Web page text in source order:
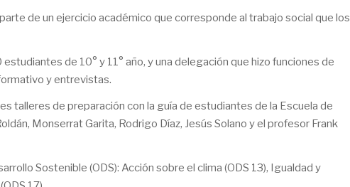
de un ejercicio académico que corresponde al trabajo social que los
de 10° y 11° año, y una delegación que hizo funciones de
y entrevistas.
talleres de preparación con la guía de estudiantes de la Escuela de
Monserrat Garita, Rodrigo Díaz, Jesús Solano y el profesor Frank
Sostenible (ODS): Acción sobre el clima (ODS 13), Igualdad y